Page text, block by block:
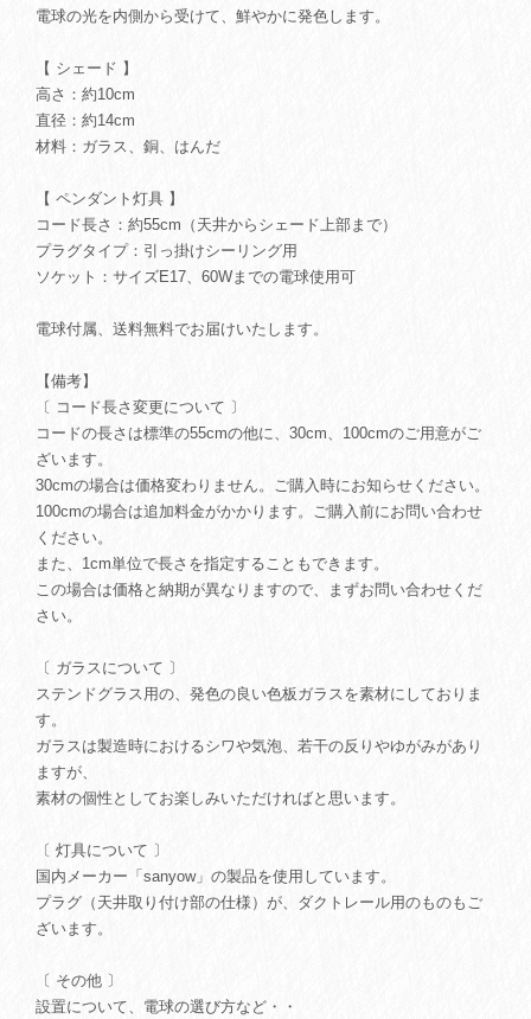
電球の光を内側から受けて、鮮やかに発色します。
【 シェード 】
高さ：約10cm
直径：約14cm
材料：ガラス、銅、はんだ
【 ペンダント灯具 】
コード長さ：約55cm（天井からシェード上部まで）
プラグタイプ：引っ掛けシーリング用
ソケット：サイズE17、60Wまでの電球使用可
電球付属、送料無料でお届けいたします。
【備考】
〔 コード長さ変更について 〕
コードの長さは標準の55cmの他に、30cm、100cmのご用意がご
ざいます。
30cmの場合は価格変わりません。ご購入時にお知らせください。
100cmの場合は追加料金がかかります。ご購入前にお問い合わせ
ください。
また、1cm単位で長さを指定することもできます。
この場合は価格と納期が異なりますので、まずお問い合わせくだ
さい。
〔 ガラスについて 〕
ステンドグラス用の、発色の良い色板ガラスを素材にしておりま
す。
ガラスは製造時におけるシワや気泡、若干の反りやゆがみがあり
ますが、
素材の個性としてお楽しみいただければと思います。
〔 灯具について 〕
国内メーカー「sanyow」の製品を使用しています。
プラグ（天井取り付け部の仕様）が、ダクトレール用のものもご
ざいます。
〔 その他 〕
設置について、電球の選び方など・・